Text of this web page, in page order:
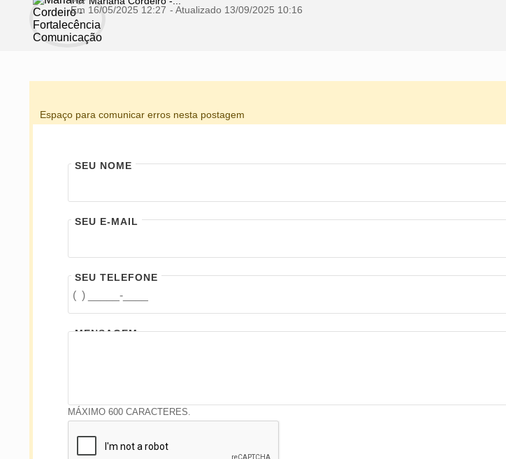
Em 16/05/2025 12:27 - Atualizado 13/09/2025 10:16
Espaço para comunicar erros nesta postagem
SEU NOME
SEU E-MAIL
SEU TELEFONE
MENSAGEM
MÁXIMO 600 CARACTERES.